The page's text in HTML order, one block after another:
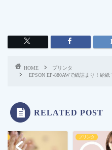
HOME
プリンタ
EPSON EP-880AWで紙詰まり！給
RELATED POST
プリンタ